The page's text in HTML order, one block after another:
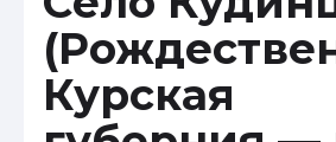
Курская